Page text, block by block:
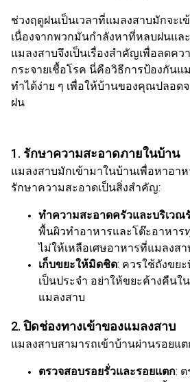
ช่วงฤดูฝนเป็นเวลาที่แมลงสาบมักจะ
เนื่องจากพวกมันกำลังหาที่หลบฝนแล
แมลงสาบจึงเป็นเรื่องสำคัญเพื่อลดคว
กระจายเชื้อโรค นี่คือวิธีการป้องกัน
ทำได้ง่าย ๆ เพื่อให้บ้านของคุณปลอด
ฝน
1. รักษาความสะอาดภายในบ้าน
แมลงสาบมักเข้ามาในบ้านเพื่อหาอา
รักษาความสะอาดเป็นสิ่งสำคัญ:
ทำความสะอาดครัวและบริเวณ
พื้นผิวทำอาหารและโต๊ะอาหาร
ไม่ให้เหลือเศษอาหารที่แมลงส
เก็บขยะให้มิดชิด: ควรใช้ถังขย
เป็นประจำ อย่าให้ขยะค้างคืนใ
แมลงสาบ
2. ปิดช่องทางเข้าของแมลงสาบ
แมลงสาบสามารถเข้าบ้านผ่านรอยแต
ตรวจสอบรอยรั่วและรอยแตก: